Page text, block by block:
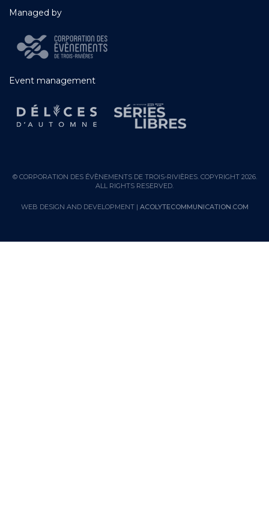
Managed by
Event management
© CORPORATION DES ÉVÈNEMENTS DE TROIS-RIVIÈRES. COPYRIGHT 2026.
ALL RIGHTS RESERVED.
WEB DESIGN AND DEVELOPMENT | ACOLYTECOMMUNICATION.COM